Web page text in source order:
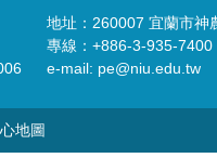
地址：260007 宜蘭市神
專線：+886-3-935-7400
e-mail: pe@niu.edu.tw
地圖